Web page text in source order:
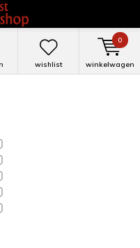
wishlist winkelwagen
0